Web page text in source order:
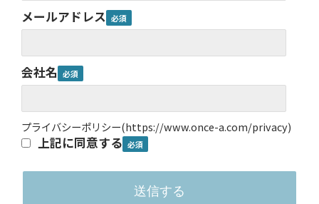
メールアドレス
会社名
プライバシーポリシー(https://www.once-a.com/privacy)
上記に同意する